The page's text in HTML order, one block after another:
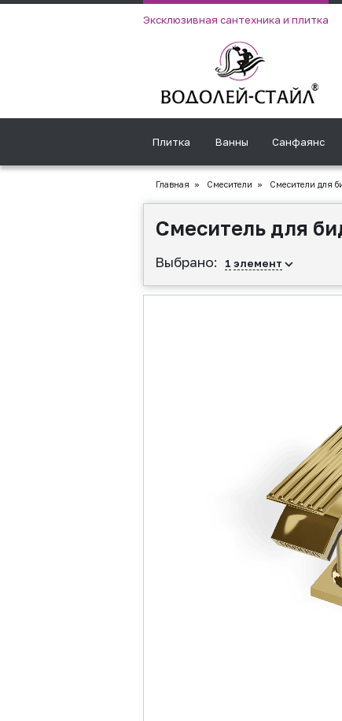
Эксклюзивная сантехника и плитка
Плитка Ванны Санфаянс
Главная » Смесители » Смесители для
Смеситель для
Выбрано: 1 элемент